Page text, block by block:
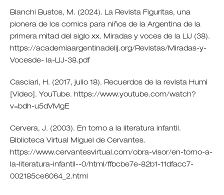
Bianchi Bustos, M. (2024). La Revista Figuritas, una
pionera de los comics para niños de la Argentina de la
primera mitad del siglo xx. Miradas y voces de la LIJ (38).
https://academiaargentinadelij.org/Revistas/Miradas-y-
Vocesde- la-LIJ-38.pdf
Casciari, H. (2017, julio 18). Recuerdos de la revista Humi
[Video]. YouTube. https://www.youtube.com/watch?
v=bdh-u5dVMgE
Cervera, J. (2003). En torno a la literatura infantil.
Biblioteca Virtual Miguel de Cervantes.
https://www.cervantesvirtual.com/obra-visor/en-torno-a-
la-literatura-infantil--0/html/ffbcbe7e-82b1-11dfacc7-
002185ce6064_2.html